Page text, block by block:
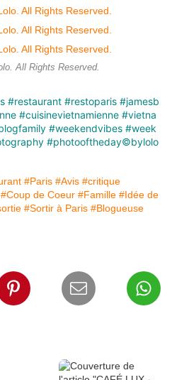
All Rights Reserved.
#restaurant #restoparis #jamesb
#cuisinevietnamienne #vietna
#weekendvibes #week
#photooftheday©️bylolo
#Paris #Avis #critique
#Coup de Coeur #Famille #Idée de
#Sortir à Paris #Blogueuse